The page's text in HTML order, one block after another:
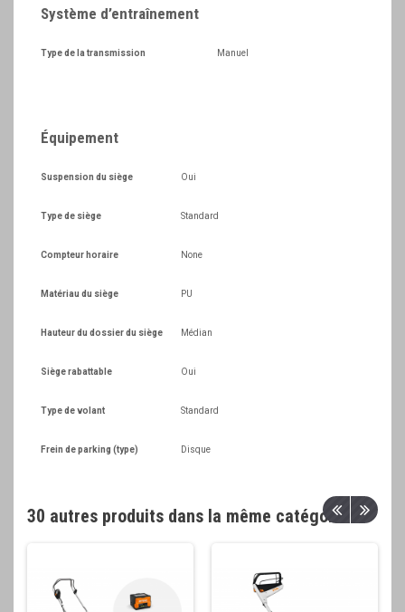
Système d’entraînement
Type de la transmission Manuel
Équipement
Suspension du siège Oui
Type de siège Standard
Compteur horaire None
Matériau du siège PU
Hauteur du dossier du siège Médian
Siège rabattable Oui
Type de volant Standard
Frein de parking (type) Disque
30 autres produits dans la même catégorie